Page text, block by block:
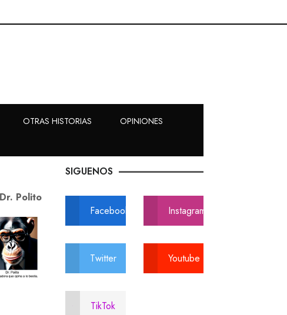
OTRAS HISTORIAS
OPINIONES
Dr. Polito
SIGUENOS
Facebook Instagram
Twitter Youtube
TikTok